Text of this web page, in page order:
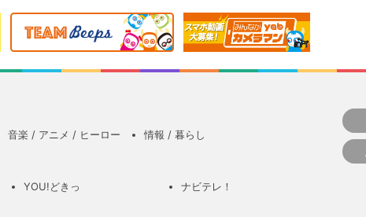
音楽 / アニメ / ヒーロー 情報 / 暮らし
YOU!どきっ
ナビテレ！